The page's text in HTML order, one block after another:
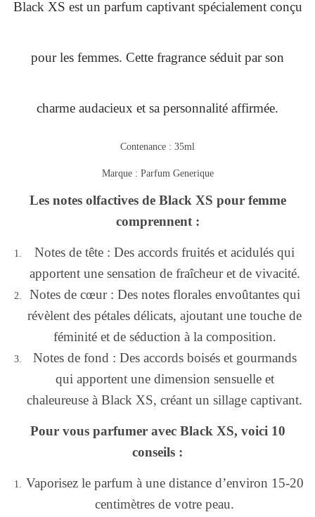
Black XS est un parfum captivant spécialement conçu
pour les femmes. Cette fragrance séduit par son
charme audacieux et sa personnalité affirmée.
Contenance : 35ml
Marque : Parfum Generique
Les notes olfactives de Black XS pour femme
comprennent :
Notes de tête : Des accords fruités et acidulés qui
apportent une sensation de fraîcheur et de vivacité.
Notes de cœur : Des notes florales envoûtantes qui
révèlent des pétales délicats, ajoutant une touche de
féminité et de séduction à la composition.
Notes de fond : Des accords boisés et gourmands
qui apportent une dimension sensuelle et
chaleureuse à Black XS, créant un sillage captivant.
Pour vous parfumer avec Black XS, voici 10
conseils :
Vaporisez le parfum à une distance d’environ 15-20
centimètres de votre peau.